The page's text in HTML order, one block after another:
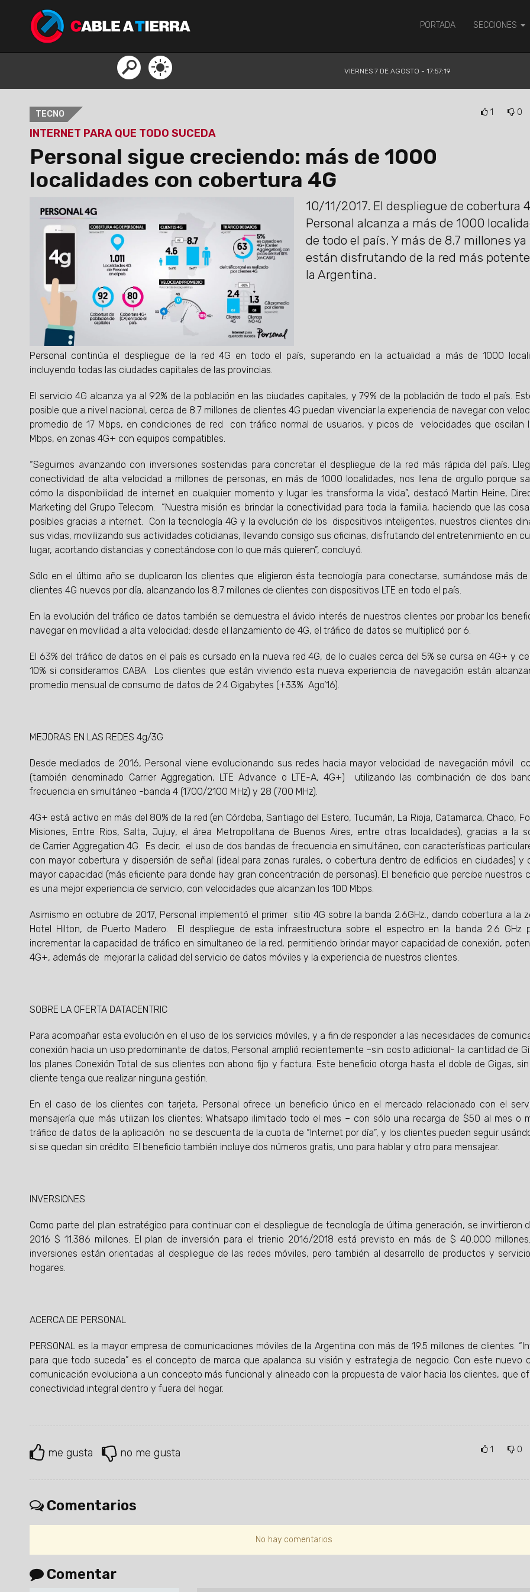
PORTADA SECCIONES
VIERNES 7 DE AGOSTO - 17:57:20
TECNO 1 0
INTERNET PARA QUE TODO SUCEDA
Personal sigue creciendo: más de 1000
localidades con cobertura 4G
10/11/2017. El despliegue de cobertura
Personal alcanza a más de 1000
de todo el país. Y más de 8.7 millones ya
están disfrutando de la red más
la Argentina.
Personal continúa el despliegue de la red 4G en todo el país, superando en la actualidad a más de 1000
incluyendo todas las ciudades capitales de las provincias.
El servicio 4G alcanza ya al 92% de la población en las ciudades capitales, y 79% de la población de todo el país.
posible que a nivel nacional, cerca de 8.7 millones de clientes 4G puedan vivenciar la experiencia de navegar con
promedio de 17 Mbps, en condiciones de red con tráfico normal de usuarios, y picos de velocidades que oscilan
Mbps, en zonas 4G+ con equipos compatibles.
“Seguimos avanzando con inversiones sostenidas para concretar el despliegue de la red más rápida del país.
conectividad de alta velocidad a millones de personas, en más de 1000 localidades, nos llena de orgullo porque
cómo la disponibilidad de internet en cualquier momento y lugar les transforma la vida”, destacó Martin Heine,
Marketing del Grupo Telecom. “Nuestra misión es brindar la conectividad para toda la familia, haciendo que las
posibles gracias a internet. Con la tecnología 4G y la evolución de los dispositivos inteligentes, nuestros clientes
sus vidas, movilizando sus actividades cotidianas, llevando consigo sus oficinas, disfrutando del entretenimiento en
lugar, acortando distancias y conectándose con lo que más quieren”, concluyó.
Sólo en el último año se duplicaron los clientes que eligieron ésta tecnología para conectarse, sumándose más de
clientes 4G nuevos por día, alcanzando los 8.7 millones de clientes con dispositivos LTE en todo el país.
En la evolución del tráfico de datos también se demuestra el ávido interés de nuestros clientes por probar los
navegar en movilidad a alta velocidad: desde el lanzamiento de 4G, el tráfico de datos se multiplicó por 6.
El 63% del tráfico de datos en el país es cursado en la nueva red 4G, de lo cuales cerca del 5% se cursa en 4G+ y
10% si consideramos CABA. Los clientes que están viviendo esta nueva experiencia de navegación están
promedio mensual de consumo de datos de 2.4 Gigabytes (+33% Ago’16).
MEJORAS EN LAS REDES 4g/3G
Desde mediados de 2016, Personal viene evolucionando sus redes hacia mayor velocidad de navegación móvil
(también denominado Carrier Aggregation, LTE Advance o LTE-A, 4G+) utilizando las combinación de dos
frecuencia en simultáneo -banda 4 (1700/2100 MHz) y 28 (700 MHz).
4G+ está activo en más del 80% de la red (en Córdoba, Santiago del Estero, Tucumán, La Rioja, Catamarca, Chaco,
Misiones, Entre Rios, Salta, Jujuy, el área Metropolitana de Buenos Aires, entre otras localidades), gracias a la
de Carrier Aggregation 4G. Es decir, el uso de dos bandas de frecuencia en simultáneo, con características
con mayor cobertura y dispersión de señal (ideal para zonas rurales, o cobertura dentro de edificios en ciudades) y
mayor capacidad (más eficiente para donde hay gran concentración de personas). El beneficio que percibe nuestros
es una mejor experiencia de servicio, con velocidades que alcanzan los 100 Mbps.
Asimismo en octubre de 2017, Personal implementó el primer sitio 4G sobre la banda 2.6GHz., dando cobertura a la
Hotel Hilton, de Puerto Madero. El despliegue de esta infraestructura sobre el espectro en la banda 2.6 GHz
incrementar la capacidad de tráfico en simultaneo de la red, permitiendo brindar mayor capacidad de conexión,
4G+, además de mejorar la calidad del servicio de datos móviles y la experiencia de nuestros clientes.
SOBRE LA OFERTA DATACENTRIC
Para acompañar esta evolución en el uso de los servicios móviles, y a fin de responder a las necesidades de
conexión hacia un uso predominante de datos, Personal amplió recientemente –sin costo adicional- la cantidad de
los planes Conexión Total de sus clientes con abono fijo y factura. Este beneficio otorga hasta el doble de Gigas, sin
cliente tenga que realizar ninguna gestión.
En el caso de los clientes con tarjeta, Personal ofrece un beneficio único en el mercado relacionado con el
mensajería que más utilizan los clientes: Whatsapp ilimitado todo el mes – con sólo una recarga de $50 al mes o
tráfico de datos de la aplicación no se descuenta de la cuota de “Internet por día”, y los clientes pueden seguir
si se quedan sin crédito. El beneficio también incluye dos números gratis, uno para hablar y otro para mensajear.
INVERSIONES
Como parte del plan estratégico para continuar con el despliegue de tecnología de última generación, se invirtieron
2016 $ 11.386 millones. El plan de inversión para el trienio 2016/2018 está previsto en más de $ 40.000
inversiones están orientadas al despliegue de las redes móviles, pero también al desarrollo de productos y
hogares.
ACERCA DE PERSONAL
PERSONAL es la mayor empresa de comunicaciones móviles de la Argentina con más de 19.5 millones de clientes.
para que todo suceda” es el concepto de marca que apalanca su visión y estrategia de negocio. Con este nuevo
comunicación evoluciona a un concepto más funcional y alineado con la propuesta de valor hacia los clientes, que
conectividad integral dentro y fuera del hogar.
me gusta no me gusta 1 0
Comentarios
No hay comentarios
Comentar